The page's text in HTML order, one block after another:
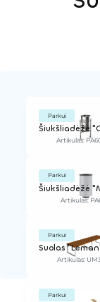
Parkui
Artikulas:
Parkui
Artikulas:
Parkui
Artikulas:
Parkui